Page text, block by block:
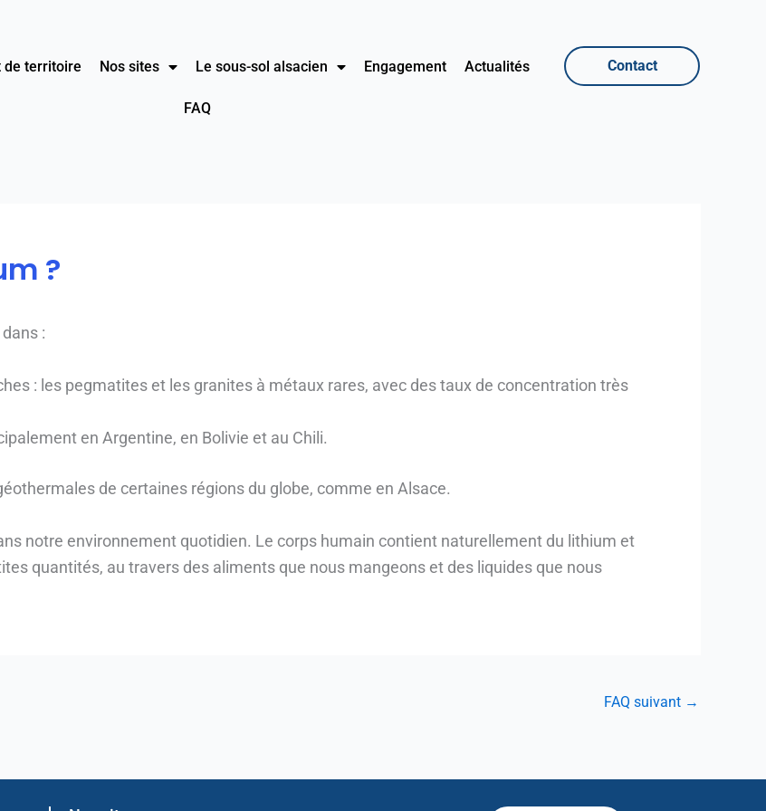
de territoire Nos sites Le sous-sol alsacien Engagement Actualités
FAQ
Contact
?
:
: les pegmatites et les granites à métaux rares, avec des taux de concentration très
en Argentine, en Bolivie et au Chili.
de certaines régions du globe, comme en Alsace.
notre environnement quotidien. Le corps humain contient naturellement du lithium et
quantités, au travers des aliments que nous mangeons et des liquides que nous
FAQ suivant →